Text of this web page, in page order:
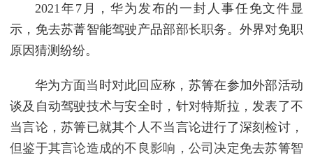
2021年7月，华为发布的一封人事任免文件显
示，免去苏菁智能驾驶产品部部长职务。外界对免职
原因猜测纷纷。
华为方面当时对此回应称，苏箐在参加外部活动
谈及自动驾驶技术与安全时，针对特斯拉，发表了不
当言论，苏箐已就其个人不当言论进行了深刻检讨，
但鉴于其言论造成的不良影响，公司决定免去苏箐智